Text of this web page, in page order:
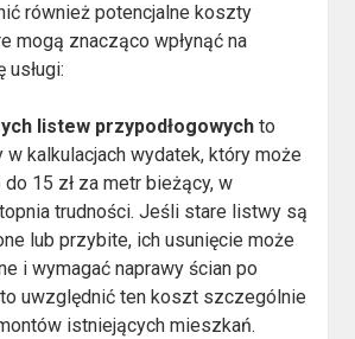
również potencjalne koszty
mogą znacząco wpłynąć na
usługi:
listew przypodłogowych to
kalkulacjach wydatek, który może
15 zł za metr bieżący, w
trudności. Jeśli stare listwy są
lub przybite, ich usunięcie może
i wymagać naprawy ścian po
uwzględnić ten koszt szczególnie
istniejących mieszkań.